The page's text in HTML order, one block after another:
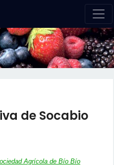
de Socabio
Agrícola de Bío Bío